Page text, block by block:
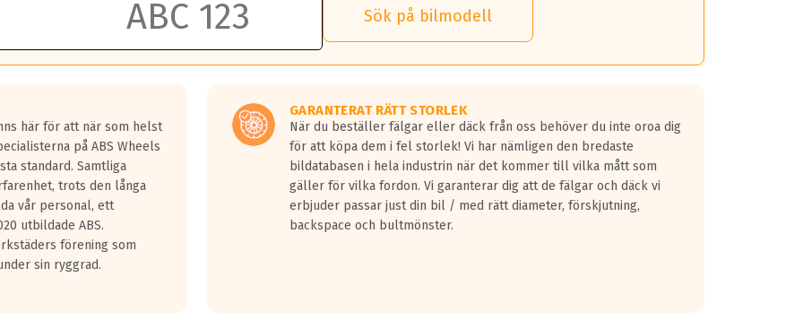
50 liter bränsle med ett klass A däck gentemot ett klass G däck.
vilken rutt du kör, samt vilken körstil du använder.
lastbilar.
på en väg där det ligger 0.5-1.5 mm vatten.
fyra billängder( ca 18meter) mellan däck med betyg A gentemot
överträffa motorljudet.
ett däck med vågar. Hög bullernivå markeras med svarta vågor
kraven som finns i dagsläget, men är inte längre tillåtna enligt nya
Sök på bilmodell
här för att när som helst
på ABS Wheels
standard. Samtliga
trots den långa
vår personal, ett
utbildade ABS.
förening som
sin ryggrad.
GARANTERAT RÄTT STORLEK
När du beställer fälgar eller däck från oss behöver du inte oroa dig
för att köpa dem i fel storlek! Vi har nämligen den bredaste
bildatabasen i hela industrin när det kommer till vilka mått som
gäller för vilka fordon. Vi garanterar dig att de fälgar och däck vi
erbjuder passar just din bil / med rätt diameter, förskjutning,
backspace och bultmönster.